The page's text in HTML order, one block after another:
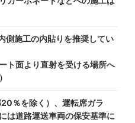
側施工の内貼りを推奨してい
ト面より直射を受ける場所へ
％を除く）、運転席ガラ
は道路運送車両の保安基準に